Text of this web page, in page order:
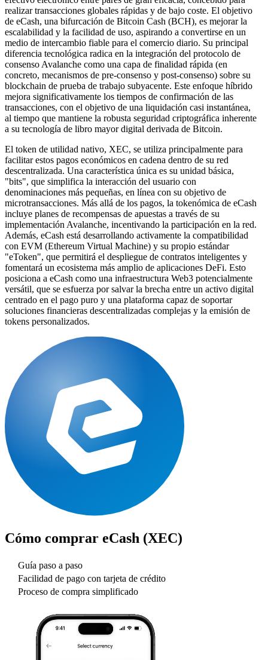
realizar transacciones globales rápidas y de bajo coste. El objetivo
de eCash, una bifurcación de Bitcoin Cash (BCH), es mejorar la
escalabilidad y la facilidad de uso, aspirando a convertirse en un
medio de intercambio fiable para el comercio diario. Su principal
diferencia tecnológica radica en la integración del protocolo de
consenso Avalanche como una capa de finalidad rápida (en
concreto, mecanismos de pre-consenso y post-consenso) sobre su
blockchain de prueba de trabajo subyacente. Este enfoque híbrido
mejora significativamente los tiempos de confirmación de las
transacciones, con el objetivo de una liquidación casi instantánea,
al tiempo que mantiene la robusta seguridad criptográfica inherente
a su tecnología de libro mayor digital derivada de Bitcoin.
El token de utilidad nativo, XEC, se utiliza principalmente para
facilitar estos pagos económicos en cadena dentro de su red
descentralizada. Una característica única es su unidad básica,
"bits", que simplifica la interacción del usuario con
denominaciones más pequeñas, en línea con su objetivo de
microtransacciones. Más allá de los pagos, la tokenómica de eCash
incluye planes de recompensas de apuestas a través de su
implementación Avalanche, incentivando la participación en la red.
Además, eCash está desarrollando activamente la compatibilidad
con EVM (Ethereum Virtual Machine) y su propio estándar
"eToken", que permitirá el despliegue de contratos inteligentes y
fomentará un ecosistema más amplio de aplicaciones DeFi. Esto
posiciona a eCash como una infraestructura Web3 potencialmente
versátil, que se esfuerza por salvar la brecha entre un activo digital
centrado en el pago puro y una plataforma capaz de soportar
soluciones financieras descentralizadas complejas y la emisión de
tokens personalizados.
Cómo comprar eCash (XEC)
Guía paso a paso
Facilidad de pago con tarjeta de crédito
Proceso de compra simplificado